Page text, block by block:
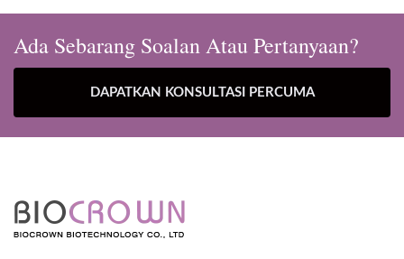
Ada Sebarang Soalan Atau Pertanyaan?
DAPATKAN KONSULTASI PERCUMA